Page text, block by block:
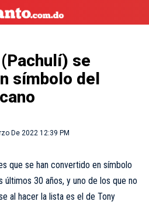
se
símbolo del
De 2022 12:39 PM
que se han convertido en símbolo
últimos 30 años, y uno de los que no
al hacer la lista es el de Tony